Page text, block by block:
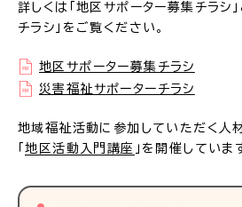
詳しくは「地区サポーター募集チラシ
チラシ」をご覧ください。
地区サポーター募集チラシ
災害福祉サポーターチラシ
地域福祉活動に参加していただく人
「地区活動入門講座 」を開催していま